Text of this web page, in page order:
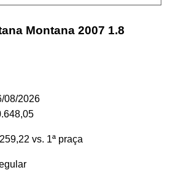
Montana 2007 1.8
08/2026
vs. 1ª praça